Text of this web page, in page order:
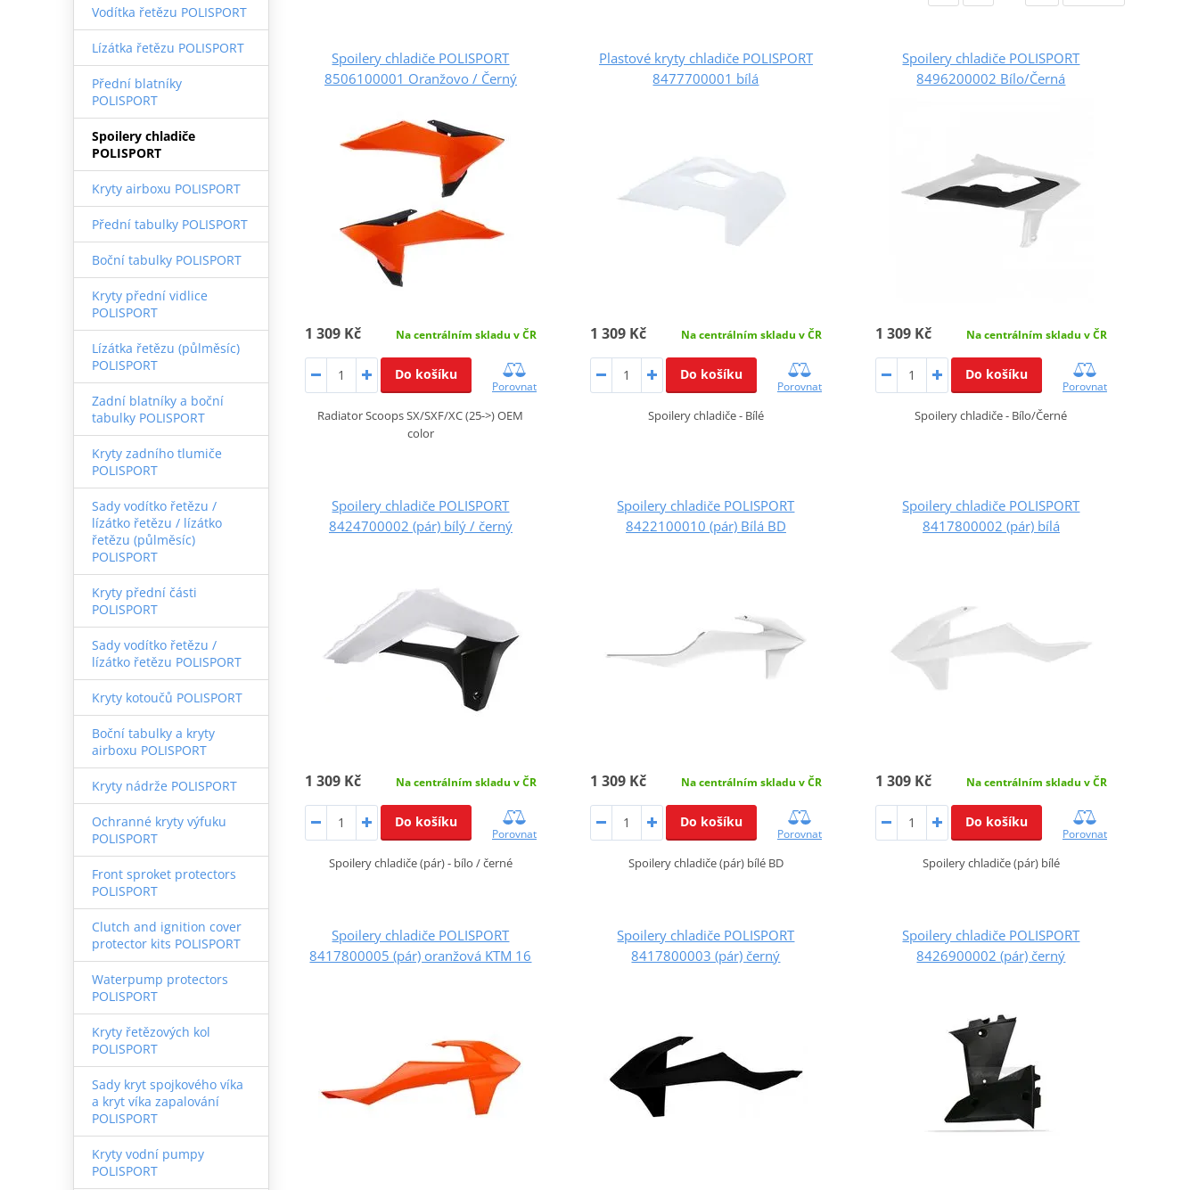
Vodítka řetězu POLISPORT
Lízátka řetězu POLISPORT
Přední blatníky
POLISPORT
Spoilery chladiče
POLISPORT
Kryty airboxu POLISPORT
Přední tabulky POLISPORT
Boční tabulky POLISPORT
Kryty přední vidlice
POLISPORT
Lízátka řetězu (půlměsíc)
POLISPORT
Zadní blatníky a boční
tabulky POLISPORT
Kryty zadního tlumiče
POLISPORT
Sady vodítko řetězu /
lízátko řetězu / lízátko
řetězu (půlměsíc)
POLISPORT
Kryty přední části
POLISPORT
Sady vodítko řetězu /
lízátko řetězu POLISPORT
Kryty kotoučů POLISPORT
Boční tabulky a kryty
airboxu POLISPORT
Kryty nádrže POLISPORT
Ochranné kryty výfuku
POLISPORT
Front sproket protectors
POLISPORT
Clutch and ignition cover
protector kits POLISPORT
Waterpump protectors
POLISPORT
Kryty řetězových kol
POLISPORT
Sady kryt spojkového víka
a kryt víka zapalování
POLISPORT
Kryty vodní pumpy
POLISPORT
Spoilery chladiče POLISPORT
8506100001 Oranžovo / Černý
1 309 Kč Na centrálním skladu v ČR
Do košíku
Porovnat
Radiator Scoops SX/SXF/XC (25->) OEM
color
Plastové kryty chladiče POLISPORT
8477700001 bílá
1 309 Kč Na centrálním skladu v ČR
Do košíku
Porovnat
Spoilery chladiče - Bílé
Spoilery chladiče POLISPORT
8496200002 Bílo/Černá
1 309 Kč Na centrálním skladu v ČR
Do košíku
Porovnat
Spoilery chladiče - Bílo/Černé
Spoilery chladiče POLISPORT
8424700002 (pár) bílý / černý
1 309 Kč Na centrálním skladu v ČR
Do košíku
Porovnat
Spoilery chladiče (pár) - bílo / černé
Spoilery chladiče POLISPORT
8422100010 (pár) Bílá BD
1 309 Kč Na centrálním skladu v ČR
Do košíku
Porovnat
Spoilery chladiče (pár) bílé BD
Spoilery chladiče POLISPORT
8417800002 (pár) bílá
1 309 Kč Na centrálním skladu v ČR
Do košíku
Porovnat
Spoilery chladiče (pár) bílé
Spoilery chladiče POLISPORT
8417800005 (pár) oranžová KTM 16
Spoilery chladiče POLISPORT
8417800003 (pár) černý
Spoilery chladiče POLISPORT
8426900002 (pár) černý